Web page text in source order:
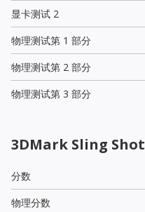
显卡测试 2
物理测试第 1 部分
物理测试第 2 部分
物理测试第 3 部分
3DMark Sling Shot
分数
物理分数